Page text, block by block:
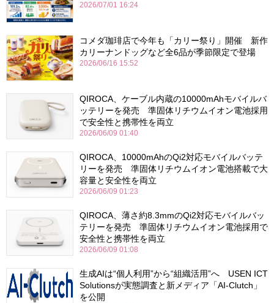
2026/07/01 16:24
コメダ珈琲店で今年も「カリー祭り」開催 新作
カリーナンドッグなど全6品が季節限定で登場
2026/06/16 15:52
QIROCA、ケーブル内蔵の10000mAhモバイルバ
ッテリーを発売 準固体リチウムイオン電池採用
で安全性と携帯性を両立
2026/06/09 01:40
QIROCA、10000mAhのQi2対応モバイルバッテ
リーを発売 準固体リチウムイオン電池搭載で大
容量と安全性を両立
2026/06/09 01:23
QIROCA、薄さ約8.3mmのQi2対応モバイルバッ
テリーを発売 準固体リチウムイオン電池採用で
安全性と携帯性を両立
2026/06/09 01:08
生成AIは“個人利用”から“組織活用”へ USEN ICT
Solutionsが実態調査と新メディア「AI-Clutch」
を公開